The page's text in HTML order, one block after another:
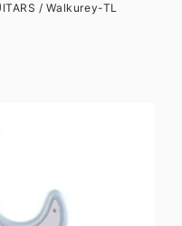
/ Walkurey-TL